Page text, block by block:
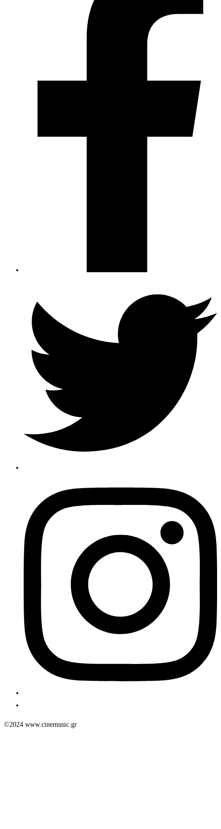
©2024 www.cinemusic.gr